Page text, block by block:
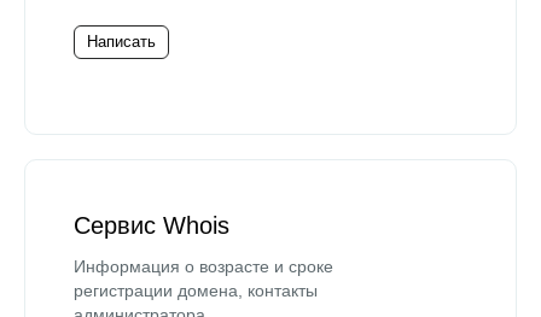
Написать
Сервис Whois
Информация о возрасте и сроке
регистрации домена, контакты